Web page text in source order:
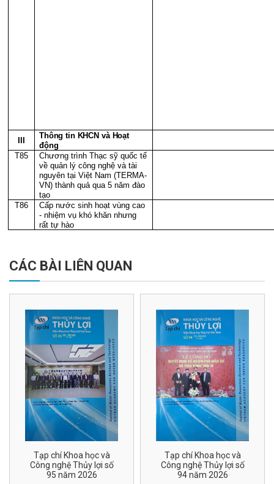
Thông tin KHCN và Hoạt
động
T85
Chương trình Thạc sỹ quốc tế
về quản lý công nghệ và tài
nguyên tại Việt Nam (TERMA-
VN) thành quả qua 5 năm đào
tạo
T86
Cấp nước sinh hoạt vùng cao
- nhiệm vụ khó khăn nhưng
rất tự hào
CÁC BÀI LIÊN QUAN
Tạp chí Khoa học và
Công nghệ Thủy lợi số
95 năm 2026
Tạp chí Khoa học và
Công nghệ Thủy lợi số
94 năm 2026